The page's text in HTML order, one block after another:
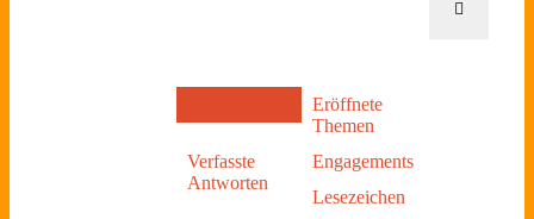
Eröffnete
Themen
Verfasste
Antworten
Engagements
Lesezeichen